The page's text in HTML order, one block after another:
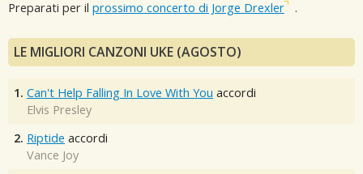
Preparati per il prossimo concerto di Jorge Drexler .
LE MIGLIORI CANZONI UKE (AGOSTO)
1. Can't Help Falling In Love With You accordi
Elvis Presley
2. Riptide accordi
Vance Joy